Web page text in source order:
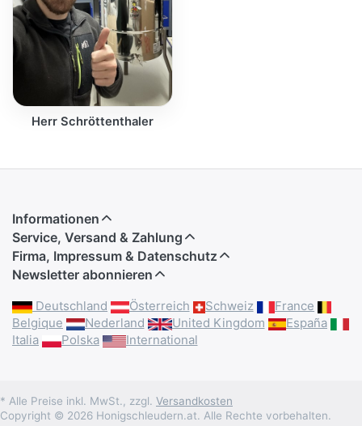
Herr Schröttenthaler
Informationen
Service, Versand & Zahlung
Firma, Impressum & Datenschutz
Newsletter abonnieren
Deutschland Österreich Schweiz
France
Belgique
Nederland United Kingdom
España
Italia
Polska International
* Alle Preise inkl. MwSt., zzgl. Versandkosten
Copyright © 2026 Honigschleudern.at. Alle Rechte vorbehalten.